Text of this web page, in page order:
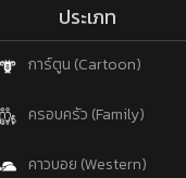
ประเภท
การ์ตูน (Cartoon)
ครอบครัว (Family)
คาวบอย (Western)